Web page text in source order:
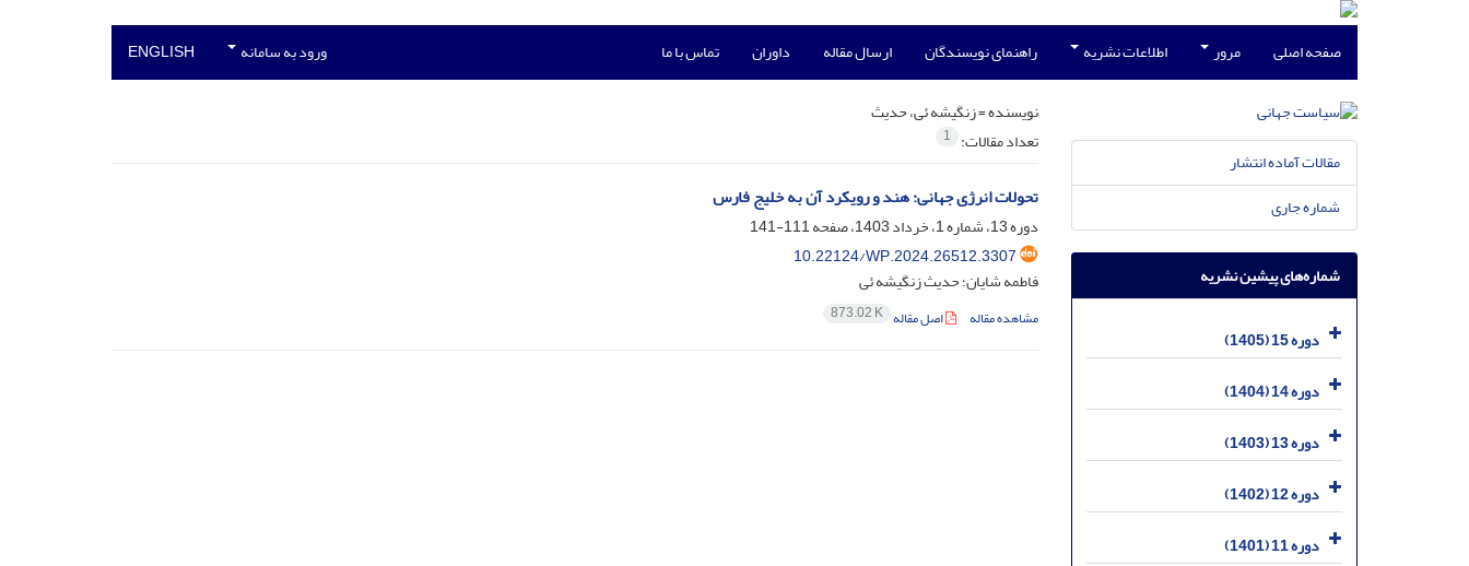
صفحه اصلی مرور اطلاعات نشریه راهنمای نویسندگان ارسال مقاله داوران تماس با ما ورود به سامانه ENGLISH
نویسنده =زنگیشه ئی، حدیث
تعداد مقالات: 1
تحولات انرژی جهانی: هند و رویکرد آن به خلیج فارس
دوره 13، شماره 1، خرداد 1403، صفحه
111-141
10.22124/WP.2024.26512.3307
فاطمه شایان؛ حدیث زنگیشه ئی
مشاهده مقاله اصل مقاله 873.02 K
مقالات آماده انتشار
شماره جاری
شماره‌های پیشین نشریه
دوره 15 (1405)
دوره 14 (1404)
دوره 13 (1403)
دوره 12 (1402)
دوره 11 (1401)